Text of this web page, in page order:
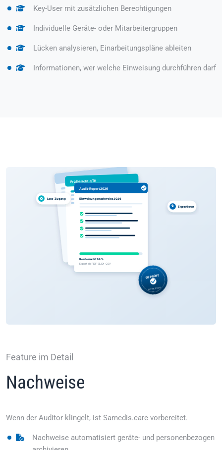
Key-User mit zusätzlichen Berechtigungen
Individuelle Geräte- oder Mitarbeitergruppen
Lücken analysieren, Einarbeitungspläne ableiten
Informationen, wer welche Einweisung durchführen darf
Feature im Detail
Nachweise
Wenn der Auditor klingelt, ist Samedis.care vorbereitet.
Nachweise automatisiert geräte- und personenbezogen